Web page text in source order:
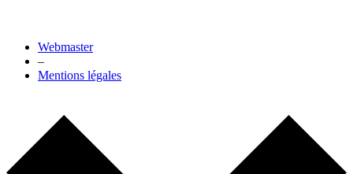
Webmaster
–
Mentions légales